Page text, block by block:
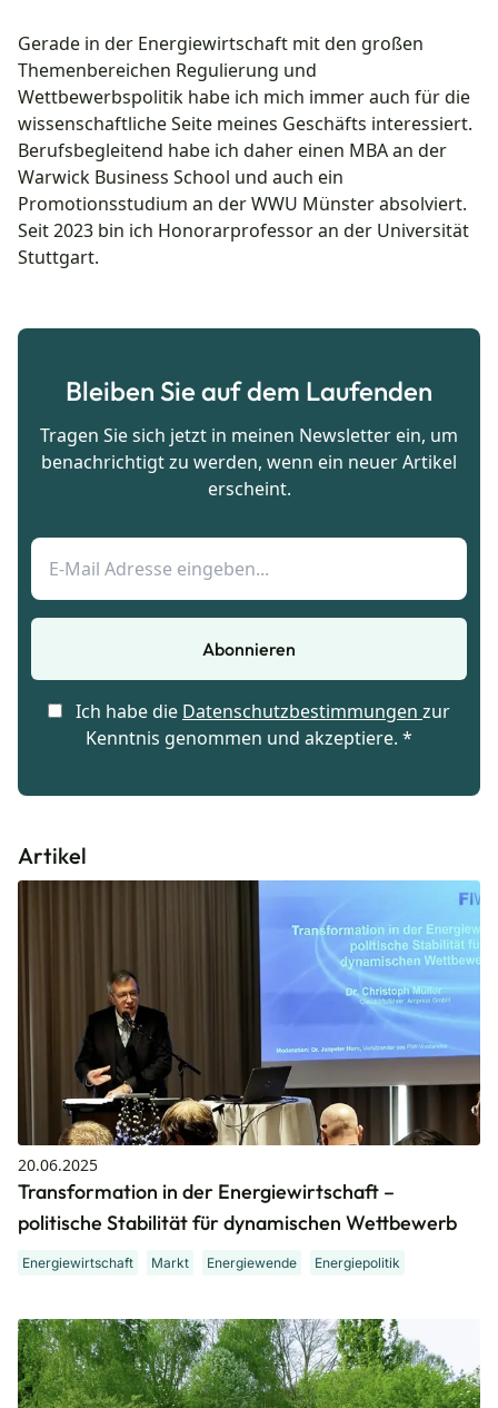
Gerade in der Energiewirtschaft mit den großen
Themenbereichen Regulierung und
Wettbewerbspolitik habe ich mich immer auch für die
wissenschaftliche Seite meines Geschäfts interessiert.
Berufsbegleitend habe ich daher einen MBA an der
Warwick Business School und auch ein
Promotionsstudium an der WWU Münster absolviert.
Seit 2023 bin ich Honorarprofessor an der Universität
Stuttgart.
Bleiben Sie auf dem Laufenden
Tragen Sie sich jetzt in meinen Newsletter ein, um
benachrichtigt zu werden, wenn ein neuer Artikel
erscheint.
Abonnieren
Ich habe die Datenschutzbestimmungen zur
Kenntnis genommen und akzeptiere. *
Artikel
20.06.2025
Transformation in der Energiewirtschaft –
politische Stabilität für dynamischen Wettbewerb
Energiewirtschaft Markt Energiewende Energiepolitik